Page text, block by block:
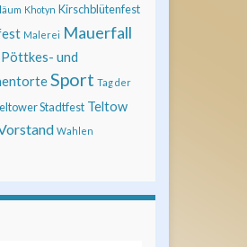
Khotyn Kirschblütenfest
Malerei Mauerfall
Pöttkes- und
Sport Tag der
Stadtfest Teltow
Wahlen